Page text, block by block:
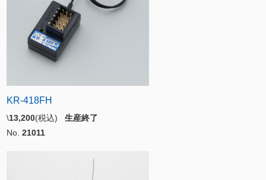
KR-418FH
\13,200(税込) 生産終了
No. 21011